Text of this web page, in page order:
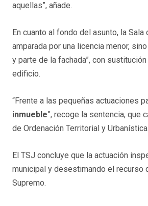
aquellas”, añade.
En cuanto al fondo del asunto, la
amparada por una licencia menor, sino
y parte de la fachada”, con
edificio.
“Frente a las pequeñas actuaciones
inmueble”, recoge la sentencia, que
de Ordenación Territorial y
El TSJ concluye que la actuación
municipal y desestimando el recurso
Supremo.